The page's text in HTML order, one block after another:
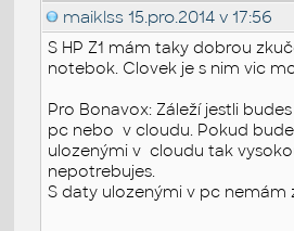
maiklss 15.pro.2014 v 17:56
S HP Z1 mám taky dobrou
notebok. Clovek je s nim vic
Pro Bonavox: Záleží jestli
pc nebo v cloudu. Pokud
ulozenými v cloudu tak
nepotrebujes.
S daty ulozenými v pc nemám